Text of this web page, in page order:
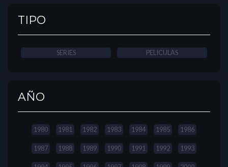
TIPO
SERIES PELICULAS
AÑO
1980 1981 1982 1983 1984 1985 1986
1987 1988 1989 1990 1991 1992 1993